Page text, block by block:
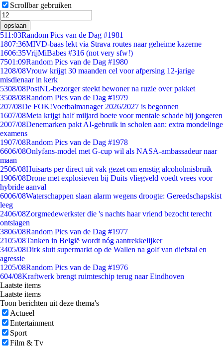
Scrollbar gebruiken
opslaan
511:03Random Pics van de Dag #1981
1807:36MIVD-baas lekt via Strava routes naar geheime kazerne
1606:35VrijMiBabes #316 (not very sfw!)
7501:09Random Pics van de Dag #1980
1208/08Vrouw krijgt 30 maanden cel voor afpersing 12-jarige
misdienaar in kerk
5308/08PostNL-bezorger steekt bewoner na ruzie over pakket
3508/08Random Pics van de Dag #1979
207/08De FOK!Voetbalmanager 2026/2027 is begonnen
1607/08Meta krijgt half miljard boete voor mentale schade bij jongeren
2007/08Denemarken pakt AI-gebruik in scholen aan: extra mondelinge
examens
1907/08Random Pics van de Dag #1978
6606/08Onlyfans-model met G-cup wil als NASA-ambassadeur naar
maan
2506/08Huisarts per direct uit vak gezet om ernstig alcoholmisbruik
1906/08Drone met explosieven bij Duits vliegveld voedt vrees voor
hybride aanval
6006/08Waterschappen slaan alarm wegens droogte: Gereedschapskist
leeg
2406/08Zorgmedewerkster die 's nachts haar vriend bezocht terecht
ontslagen
3806/08Random Pics van de Dag #1977
2105/08Tanken in België wordt nóg aantrekkelijker
3405/08Dirk sluit supermarkt op de Wallen na golf van diefstal en
agressie
1205/08Random Pics van de Dag #1976
604/08Kraftwerk brengt ruimteschip terug naar Eindhoven
Laatste items
Laatste items
Toon berichten uit deze thema's
Actueel
Entertainment
Sport
Film & Tv